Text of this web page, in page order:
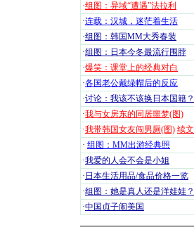
·组图：异域“遭遇”法拉利
·连载：汉城，迷茫着生活
·组图：韩国MM大秀春装
·组图：日本今冬最流行围脖
·爆笑：课堂上的经典对白
·各国老公戴绿帽后的反应
·讨论：我该不该换日本国籍？
·我与女房东的同居噩梦(图)
·我带韩国女友闯男厕(图) 续文
· 组图：MM出游经典照
·我爱的人会不会是小姐
· 日本生活用品/食品价格一览
·组图：她是真人还是洋娃娃？
·中国贞子闹美国